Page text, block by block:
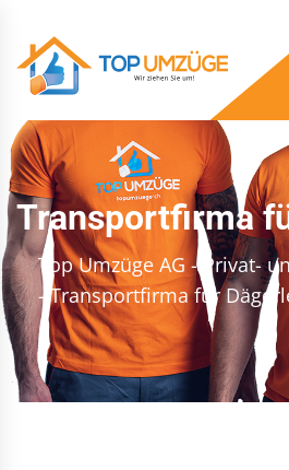
Transportfirma
Top Umzüge AG - Privat-
- Transportfirma für